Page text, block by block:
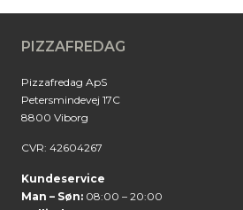
PIZZAFREDAG
Pizzafredag ApS
Petersmindevej 17C
8800 Viborg
CVR: 42604267
Kundeservice
Man – Søn: 08:00 – 20:00